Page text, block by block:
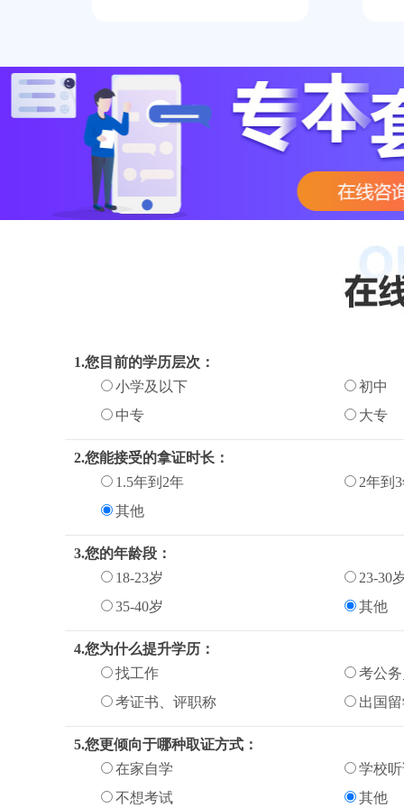
1.您目前的学历层次：
小学及以下
初中
中专
大专
2.您能接受的拿证时长：
1.5年到2年
2年到
其他
3.您的年龄段：
18-23岁
23-30
35-40岁
其他
4.您为什么提升学历：
找工作
考公
考证书、评职称
出国
5.您更倾向于哪种取证方式：
在家自学
学校
不想考试
其他